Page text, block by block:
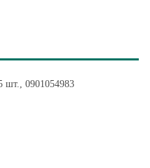
шт., 0901054983